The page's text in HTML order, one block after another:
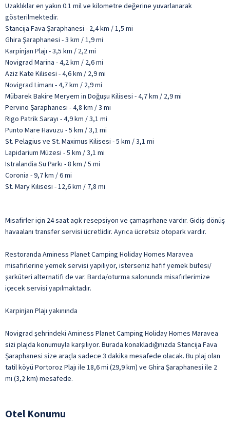
Uzaklıklar en yakın 0.1 mil ve kilometre değerine yuvarlanarak
gösterilmektedir.
Stancija Fava Şaraphanesi - 2,4 km / 1,5 mi
Ghira Şaraphanesi - 3 km / 1,9 mi
Karpinjan Plajı - 3,5 km / 2,2 mi
Novigrad Marina - 4,2 km / 2,6 mi
Aziz Kate Kilisesi - 4,6 km / 2,9 mi
Novigrad Limanı - 4,7 km / 2,9 mi
Mübarek Bakire Meryem in Doğuşu Kilisesi - 4,7 km / 2,9 mi
Pervino Şaraphanesi - 4,8 km / 3 mi
Rigo Patrik Sarayı - 4,9 km / 3,1 mi
Punto Mare Havuzu - 5 km / 3,1 mi
St. Pelagius ve St. Maximus Kilisesi - 5 km / 3,1 mi
Lapidarium Müzesi - 5 km / 3,1 mi
Istralandia Su Parkı - 8 km / 5 mi
Coronia - 9,7 km / 6 mi
St. Mary Kilisesi - 12,6 km / 7,8 mi
Misafirler için 24 saat açık resepsiyon ve çamaşırhane vardır. Gidiş-dönüş
havaalanı transfer servisi ücretlidir. Ayrıca ücretsiz otopark vardır.
Restoranda Aminess Planet Camping Holiday Homes Maravea
misafirlerine yemek servisi yapılıyor, isterseniz hafif yemek büfesi/
şarküteri alternatifi de var. Barda/oturma salonunda misafirlerimize
içecek servisi yapılmaktadır.
Karpinjan Plajı yakınında
Novigrad şehrindeki Aminess Planet Camping Holiday Homes Maravea
sizi plajda konumuyla karşılıyor. Burada konakladığınızda Stancija Fava
Şaraphanesi size araçla sadece 3 dakika mesafede olacak. Bu plaj olan
tatil köyü Portoroz Plajı ile 18,6 mi (29,9 km) ve Ghira Şaraphanesi ile 2
mi (3,2 km) mesafede.
Otel Konumu